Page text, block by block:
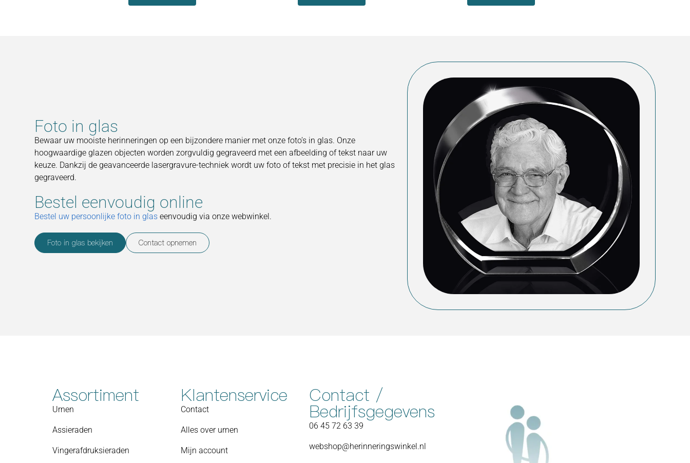
Foto in glas
Bewaar uw mooiste herinneringen op een bijzondere manier met onze foto’s in glas. Onze
hoogwaardige glazen objecten worden zorgvuldig gegraveerd met een afbeelding of tekst naar uw
keuze. Dankzij de geavanceerde lasergravure-techniek wordt uw foto of tekst met precisie in het glas
gegraveerd.
Bestel eenvoudig online
Bestel uw persoonlijke foto in glas eenvoudig via onze webwinkel.
Foto in glas bekijken Contact opnemen
Assortiment
Urnen
Assieraden
Vingerafdruksieraden
Klantenservice
Contact
Alles over urnen
Mijn account
Contact /
Bedrijfsgegevens
06 45 72 63 39
webshop@herinneringswinkel.nl